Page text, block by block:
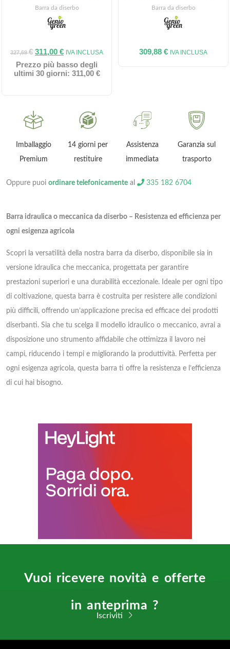
Barra da diserbo
327,69€ 311,00 € IVA INCLUSA
Prezzo più basso degli
ultimi 30 giorni: 311,00 €
Barra da diserbo
309,88 € IVA INCLUSA
Garanzia 2 anni
Imballaggio
Premium
14 giorni per
restituire
Assistenza
immediata
Oppure puoi ordinare telefonicamente al 335 182 6704
Barra idraulica o meccanica da diserbo – Resistenza ed efficienza per
ogni esigenza agricola
Scopri la versatilità della nostra barra da diserbo, disponibile sia in
versione idraulica che meccanica, progettata per garantire
prestazioni superiori e una durabilità eccezionale. Ideale per ogni tipo
di coltivazione, questa barra è costruita per resistere alle condizioni
più difficili, offrendo un’applicazione precisa ed efficace dei prodotti
diserbanti. Sia che tu scelga il modello idraulico o meccanico, avrai a
disposizione uno strumento affidabile che ottimizza il lavoro nei
campi, riducendo i tempi e migliorando la produttività. Perfetta per
ogni esigenza agricola, questa barra ti offre la resistenza e l’efficienza
di cui hai bisogno.
Vuoi ricevere novità e offerte
in anteprima ?
Iscriviti